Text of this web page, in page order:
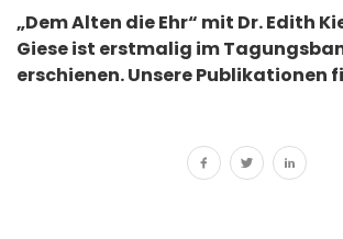
„Dem Alten die Ehr“ mit Dr. Edith
Giese ist erstmalig im
erschienen. Unsere Publikationen